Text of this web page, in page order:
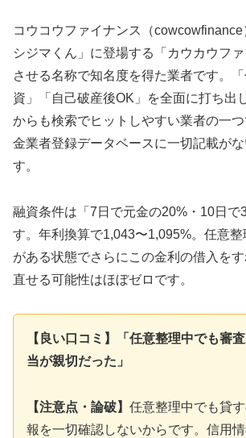
コウコウファイナンス（
シジマくん」に登場する「カウカウフ
させる名称で知名度を得た業者です。
資」「自己破産後OK」を全面に打ち出
からも検索でヒットしやすい業者の一
金業者登録データベースに一切記載が
す。
融資条件は「7日で元金の20%・10日で
す。年利換算で1,043〜1,095%。任意
がある状態でさらにこの金利の借入を
直せる可能性はほぼゼロです。
【良い口コミ】「任意整理中でも審
当が親切だった」
【注意点・論破】 任意整理中でも貸
報を一切確認しないからです。信用